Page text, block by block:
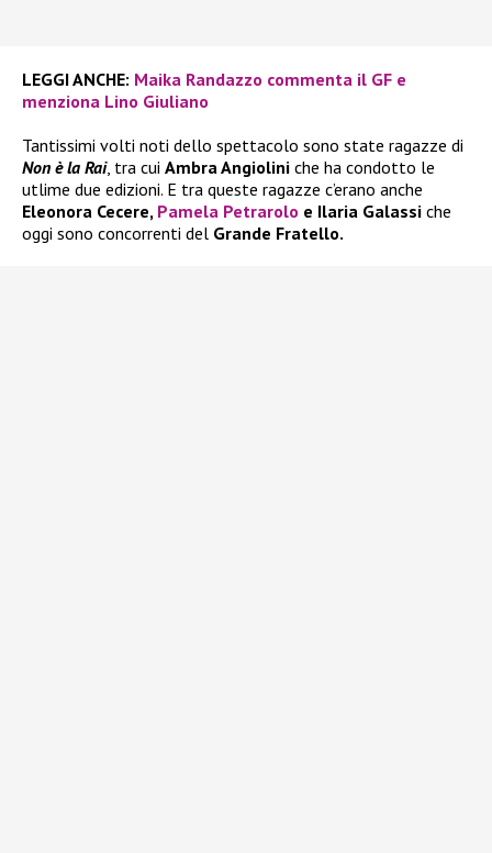
LEGGI ANCHE: Maika Randazzo commenta il GF e
menziona Lino Giuliano
Tantissimi volti noti dello spettacolo sono state ragazze di
Non è la Rai, tra cui Ambra Angiolini che ha condotto le
utlime due edizioni. E tra queste ragazze c’erano anche
Eleonora Cecere, Pamela Petrarolo e Ilaria Galassi che
oggi sono concorrenti del Grande Fratello.